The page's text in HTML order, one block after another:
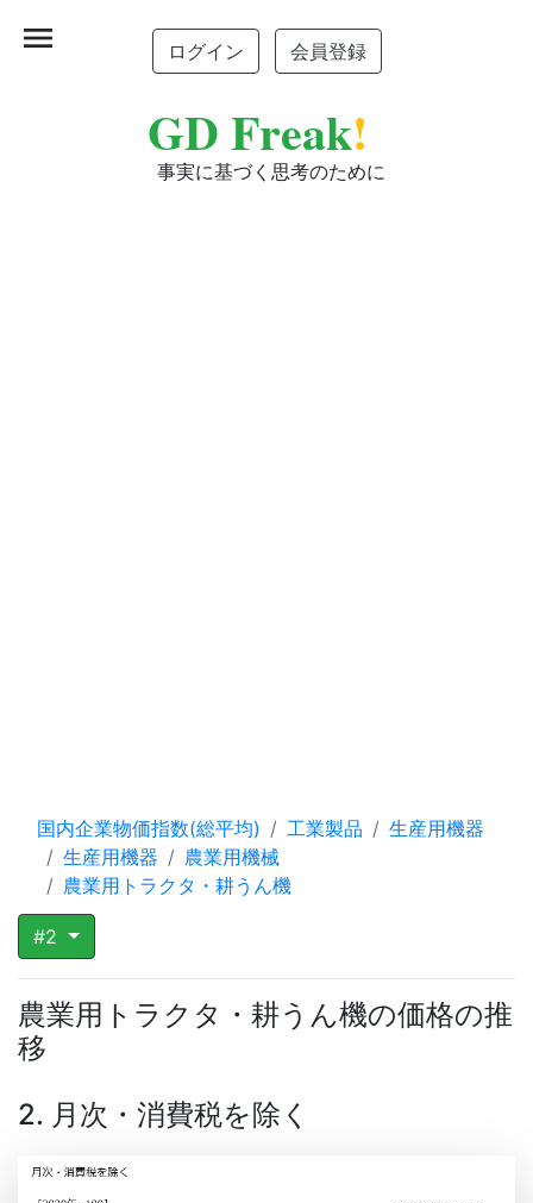
ログイン 会員登録
GD Freak!
事実に基づく思考のために
menu
国内企業物価指数(総平均) 工業製品
生産用機器
生産用機器
農業用機械
農業用トラクタ・耕うん機
#2
農業用トラクタ・耕うん機の価格の推
移
2. 月次・消費税を除く